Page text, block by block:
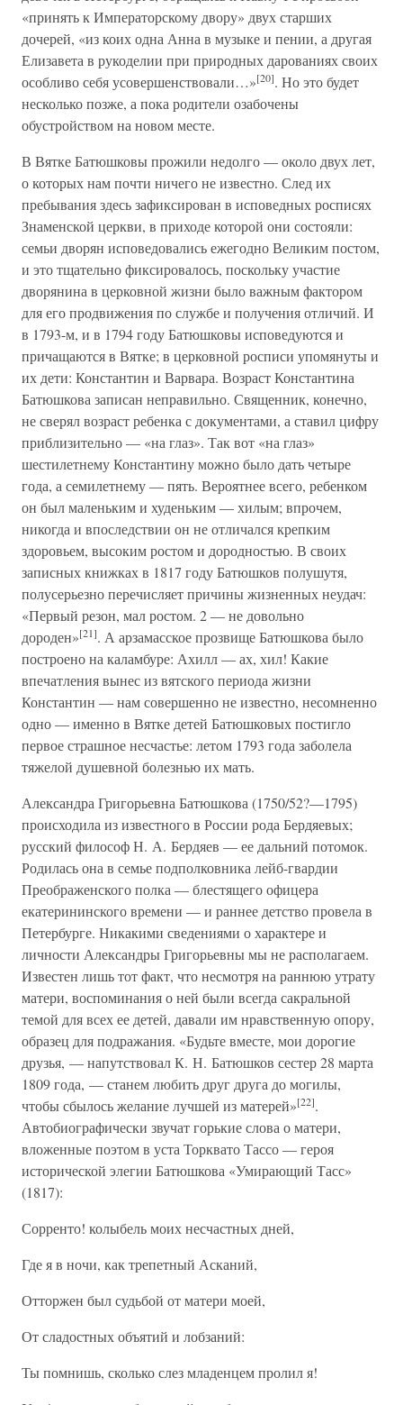
«принять к Императорскому двору» двух старших
дочерей, «из коих одна Анна в музыке и пении, а другая
Елизавета в рукоделии при природных дарованиях своих
особливо себя усовершенствовали…»[20]. Но это будет
несколько позже, а пока родители озабочены
обустройством на новом месте.
В Вятке Батюшковы прожили недолго — около двух лет,
о которых нам почти ничего не известно. След их
пребывания здесь зафиксирован в исповедных росписях
Знаменской церкви, в приходе которой они состояли:
семьи дворян исповедовались ежегодно Великим постом,
и это тщательно фиксировалось, поскольку участие
дворянина в церковной жизни было важным фактором
для его продвижения по службе и получения отличий. И
в 1793-м, и в 1794 году Батюшковы исповедуются и
причащаются в Вятке; в церковной росписи упомянуты и
их дети: Константин и Варвара. Возраст Константина
Батюшкова записан неправильно. Священник, конечно,
не сверял возраст ребенка с документами, а ставил цифру
приблизительно — «на глаз». Так вот «на глаз»
шестилетнему Константину можно было дать четыре
года, а семилетнему — пять. Вероятнее всего, ребенком
он был маленьким и худеньким — хилым; впрочем,
никогда и впоследствии он не отличался крепким
здоровьем, высоким ростом и дородностью. В своих
записных книжках в 1817 году Батюшков полушутя,
полусерьезно перечисляет причины жизненных неудач:
«Первый резон, мал ростом. 2 — не довольно
дороден»[21]. А арзамасское прозвище Батюшкова было
построено на каламбуре: Ахилл — ах, хил! Какие
впечатления вынес из вятского периода жизни
Константин — нам совершенно не известно, несомненно
одно — именно в Вятке детей Батюшковых постигло
первое страшное несчастье: летом 1793 года заболела
тяжелой душевной болезнью их мать.
Александра Григорьевна Батюшкова (1750/52?—1795)
происходила из известного в России рода Бердяевых;
русский философ Н. А. Бердяев — ее дальний потомок.
Родилась она в семье подполковника лейб-гвардии
Преображенского полка — блестящего офицера
екатерининского времени — и раннее детство провела в
Петербурге. Никакими сведениями о характере и
личности Александры Григорьевны мы не располагаем.
Известен лишь тот факт, что несмотря на раннюю утрату
матери, воспоминания о ней были всегда сакральной
темой для всех ее детей, давали им нравственную опору,
образец для подражания. «Будьте вместе, мои дорогие
друзья, — напутствовал К. Н. Батюшков сестер 28 марта
1809 года, — станем любить друг друга до могилы,
чтобы сбылось желание лучшей из матерей»[22].
Автобиографически звучат горькие слова о матери,
вложенные поэтом в уста Торквато Тассо — героя
исторической элегии Батюшкова «Умирающий Тасс»
(1817):
Сорренто! колыбель моих несчастных дней,
Где я в ночи, как трепетный Асканий,
Отторжен был судьбой от матери моей,
От сладостных объятий и лобзаний:
Ты помнишь, сколько слез младенцем пролил я!